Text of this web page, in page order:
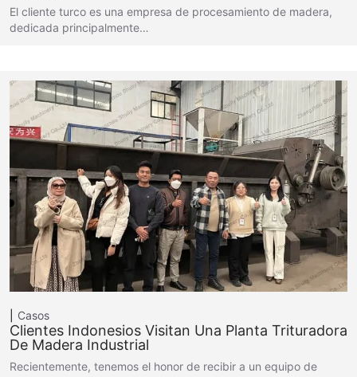
El cliente turco es una empresa de procesamiento de madera,
dedicada principalmente…
Casos
Clientes Indonesios Visitan Una Planta Trituradora
De Madera Industrial
Recientemente, tenemos el honor de recibir a un equipo de